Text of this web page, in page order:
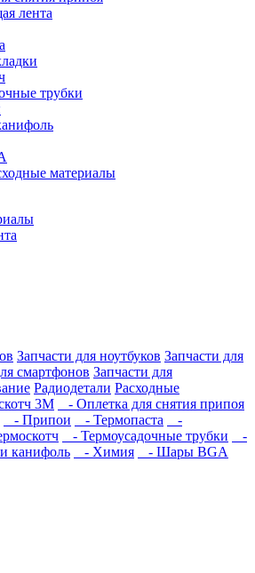
лента
трубки
материалы
Запчасти для ноутбуков Запчасти для
смартфонов Запчасти для
Радиодетали Расходные
3M
- Оплетка для снятия припоя
- Припои - Термопаста
-
- Термоусадочные трубки
-
канифоль - Химия - Шары BGA